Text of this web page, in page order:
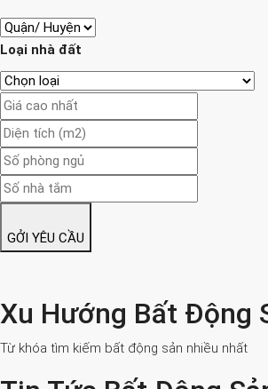
Loại nhà đất
GỞI YÊU CẦU
Xu Hướng Bất Động
Từ khóa tìm kiếm bất động sản nhiều nhất